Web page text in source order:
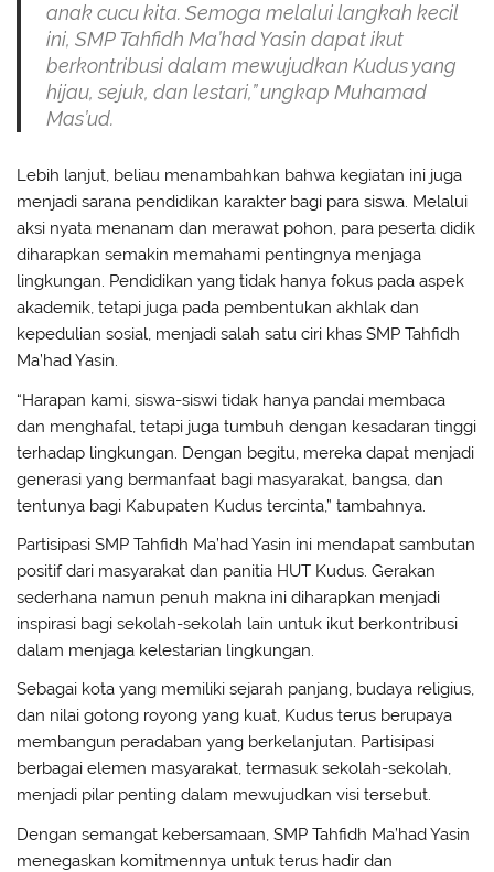
anak cucu kita. Semoga melalui langkah kecil
ini, SMP Tahfidh Ma’had Yasin dapat ikut
berkontribusi dalam mewujudkan Kudus yang
hijau, sejuk, dan lestari,” ungkap Muhamad
Mas’ud.
Lebih lanjut, beliau menambahkan bahwa kegiatan ini juga
menjadi sarana pendidikan karakter bagi para siswa. Melalui
aksi nyata menanam dan merawat pohon, para peserta didik
diharapkan semakin memahami pentingnya menjaga
lingkungan. Pendidikan yang tidak hanya fokus pada aspek
akademik, tetapi juga pada pembentukan akhlak dan
kepedulian sosial, menjadi salah satu ciri khas SMP Tahfidh
Ma’had Yasin.
“Harapan kami, siswa-siswi tidak hanya pandai membaca
dan menghafal, tetapi juga tumbuh dengan kesadaran tinggi
terhadap lingkungan. Dengan begitu, mereka dapat menjadi
generasi yang bermanfaat bagi masyarakat, bangsa, dan
tentunya bagi Kabupaten Kudus tercinta,” tambahnya.
Partisipasi SMP Tahfidh Ma’had Yasin ini mendapat sambutan
positif dari masyarakat dan panitia HUT Kudus. Gerakan
sederhana namun penuh makna ini diharapkan menjadi
inspirasi bagi sekolah-sekolah lain untuk ikut berkontribusi
dalam menjaga kelestarian lingkungan.
Sebagai kota yang memiliki sejarah panjang, budaya religius,
dan nilai gotong royong yang kuat, Kudus terus berupaya
membangun peradaban yang berkelanjutan. Partisipasi
berbagai elemen masyarakat, termasuk sekolah-sekolah,
menjadi pilar penting dalam mewujudkan visi tersebut.
Dengan semangat kebersamaan, SMP Tahfidh Ma’had Yasin
menegaskan komitmennya untuk terus hadir dan